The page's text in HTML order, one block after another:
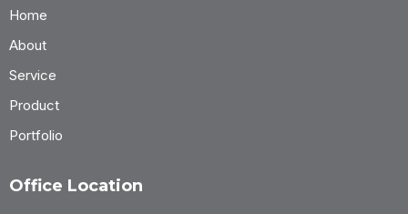
Home
About
Service
Product
Portfolio
Office Location